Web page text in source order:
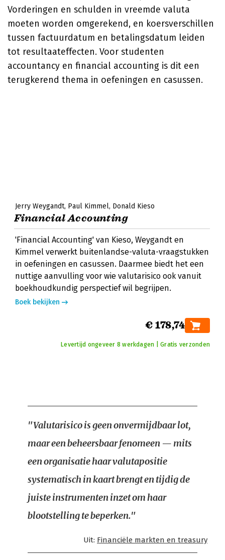
Vorderingen en schulden in vreemde valuta
moeten worden omgerekend, en koersverschillen
tussen factuurdatum en betalingsdatum leiden
tot resultaateffecten. Voor studenten
accountancy en financial accounting is dit een
terugkerend thema in oefeningen en casussen.
Jerry Weygandt Paul Kimmel Donald Kieso
Financial Accounting
'Financial Accounting' van Kieso, Weygandt en
Kimmel verwerkt buitenlandse-valuta-vraagstukken
in oefeningen en casussen. Daarmee biedt het een
nuttige aanvulling voor wie valutarisico ook vanuit
boekhoudkundig perspectief wil begrijpen.
Boek bekijken
€ 178,74
Levertijd ongeveer 8 werkdagen | Gratis verzonden
"Valutarisico is geen onvermijdbaar lot,
maar een beheersbaar fenomeen — mits
een organisatie haar valutapositie
systematisch in kaart brengt en tijdig de
juiste instrumenten inzet om haar
blootstelling te beperken."
Uit: Financiële markten en treasury